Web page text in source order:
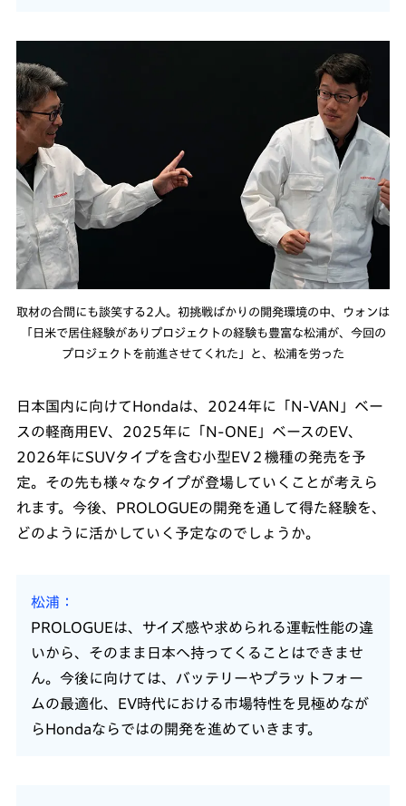
取材の合間にも談笑する2人。初挑戦ばかりの開発環境の中、ウォンは
「日米で居住経験がありプロジェクトの経験も豊富な松浦が、今回の
プロジェクトを前進させてくれた」と、松浦を労った
日本国内に向けてHondaは、2024年に「N-VAN」ベー
スの軽商用EV、2025年に「N-ONE」ベースのEV、
2026年にSUVタイプを含む小型EV２機種の発売を予
定。その先も様々なタイプが登場していくことが考えら
れます。今後、PROLOGUEの開発を通して得た経験を、
どのように活かしていく予定なのでしょうか。
松浦
PROLOGUEは、サイズ感や求められる運転性能の違
いから、そのまま日本へ持ってくることはできませ
ん。今後に向けては、バッテリーやプラットフォー
ムの最適化、EV時代における市場特性を見極めなが
らHondaならではの開発を進めていきます。